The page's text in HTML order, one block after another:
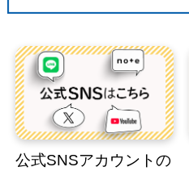
公式SNSアカウントの